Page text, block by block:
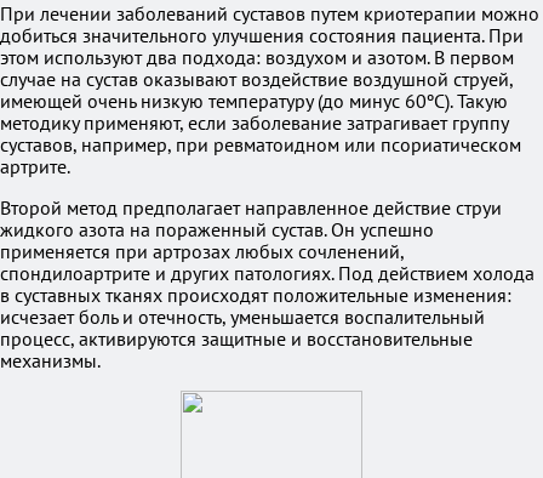
При лечении заболеваний суставов путем криотерапии можно
добиться значительного улучшения состояния пациента. При
этом используют два подхода: воздухом и азотом. В первом
случае на сустав оказывают воздействие воздушной струей,
имеющей очень низкую температуру (до минус 60ºС). Такую
методику применяют, если заболевание затрагивает группу
суставов, например, при ревматоидном или псориатическом
артрите.
Второй метод предполагает направленное действие струи
жидкого азота на пораженный сустав. Он успешно
применяется при артрозах любых сочленений,
спондилоартрите и других патологиях. Под действием холода
в суставных тканях происходят положительные изменения:
исчезает боль и отечность, уменьшается воспалительный
процесс, активируются защитные и восстановительные
механизмы.